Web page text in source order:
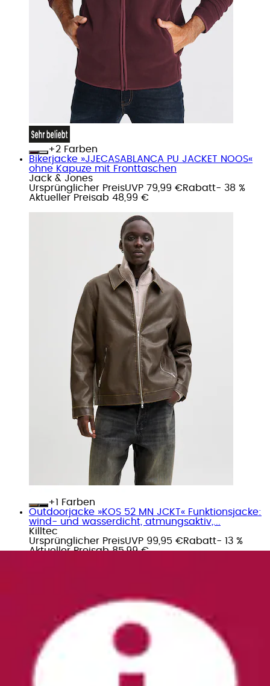
+
Farben
Bikerjacke »JJECASABLANCA PU JACKET NOOS«
ohne Kapuze mit Fronttaschen
Jack & Jones
Ursprünglicher PreisUVP 79,99 €Rabatt- 38 %
Aktueller Preisab 48,99 €
+
Farben
Outdoorjacke »KOS 52 MN JCKT« Funktionsjacke:
wind- und wasserdicht, atmungsaktiv,...
Killtec
Ursprünglicher PreisUVP 99,95 €Rabatt- 13 %
Aktueller Preisab85,99 €